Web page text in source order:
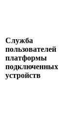
Служба
пользователей
платформы
подключенных
устройств